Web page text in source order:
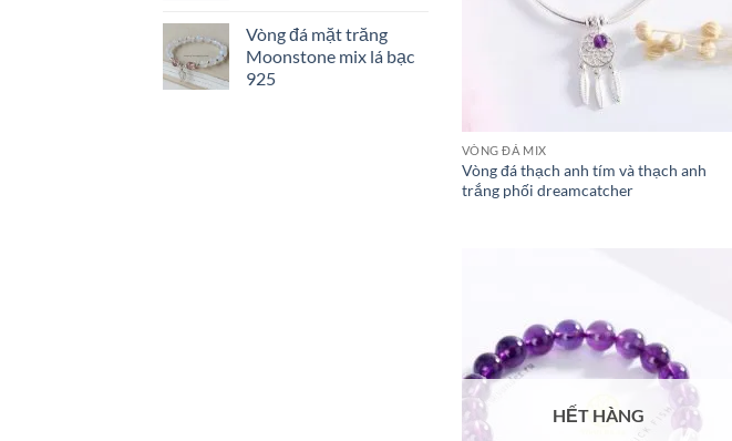
Vòng đá mặt trăng
Moonstone mix lá bạc
925
VÒNG ĐÁ MIX
Vòng đá thạch anh tím và thạch anh
trắng phối dreamcatcher
HẾT HÀNG